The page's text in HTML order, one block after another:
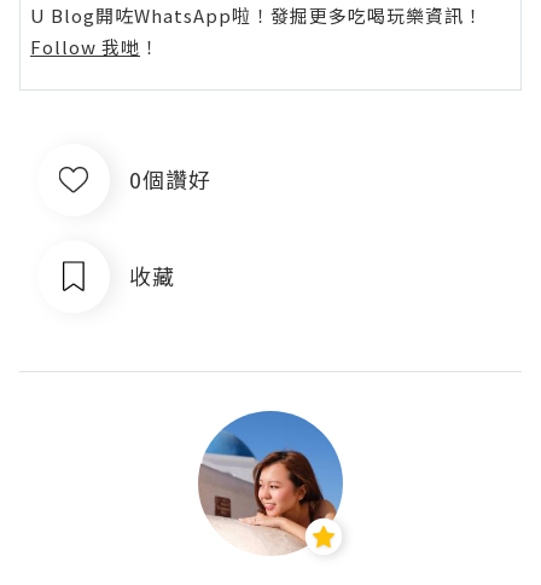
U Blog開咗WhatsApp啦！發掘更多吃喝玩樂資訊！
Follow 我哋 ！
0個讚好
收藏